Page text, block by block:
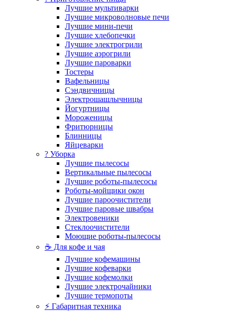
Лучшие мультиварки
Лучшие микроволновые печи
Лучшие мини-печи
Лучшие хлебопечки
Лучшие электрогрили
Лучшие аэрогрили
Лучшие пароварки
Тостеры
Вафельницы
Сэндвичницы
Электрошашлычницы
Йогуртницы
Мороженицы
Фритюрницы
Блинницы
Яйцеварки
? Уборка
Лучшие пылесосы
Вертикальные пылесосы
Лучшие роботы-пылесосы
Роботы-мойщики окон
Лучшие пароочистители
Лучшие паровые швабры
Электровеники
Стеклоочистители
Моющие роботы-пылесосы
☕ Для кофе и чая
Лучшие кофемашины
Лучшие кофеварки
Лучшие кофемолки
Лучшие электрочайники
Лучшие термопоты
⚡ Габаритная техника